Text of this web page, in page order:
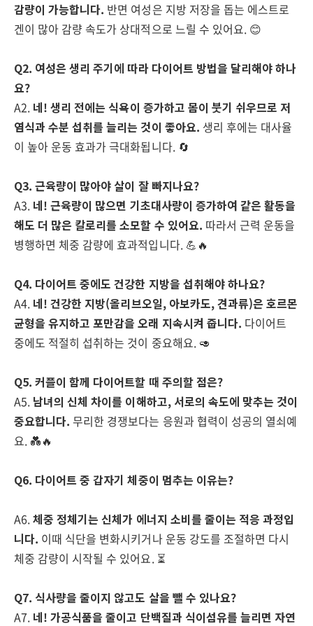
감량이 가능합니다. 반면 여성은 지방 저장을 돕는 에스트로
겐이 많아 감량 속도가 상대적으로 느릴 수 있어요. 😊
Q2. 여성은 생리 주기에 따라 다이어트 방법을 달리해야 하나
요?
A2. 네! 생리 전에는 식욕이 증가하고 몸이 붓기 쉬우므로 저
염식과 수분 섭취를 늘리는 것이 좋아요. 생리 후에는 대사율
이 높아 운동 효과가 극대화됩니다. 🔄
Q3. 근육량이 많아야 살이 잘 빠지나요?
A3. 네! 근육량이 많으면 기초대사량이 증가하여 같은 활동을
해도 더 많은 칼로리를 소모할 수 있어요. 따라서 근력 운동을
병행하면 체중 감량에 효과적입니다. 💪🔥
Q4. 다이어트 중에도 건강한 지방을 섭취해야 하나요?
A4. 네! 건강한 지방(올리브오일, 아보카도, 견과류)은 호르몬
균형을 유지하고 포만감을 오래 지속시켜 줍니다. 다이어트
중에도 적절히 섭취하는 것이 중요해요. 🥑
Q5. 커플이 함께 다이어트할 때 주의할 점은?
A5. 남녀의 신체 차이를 이해하고, 서로의 속도에 맞추는 것이
중요합니다. 무리한 경쟁보다는 응원과 협력이 성공의 열쇠예
요. 💑🔥
Q6. 다이어트 중 갑자기 체중이 멈추는 이유는?
A6.체중 정체기는 신체가 에너지 소비를 줄이는 적응 과정입
니다. 이때 식단을 변화시키거나 운동 강도를 조절하면 다시
체중 감량이 시작될 수 있어요. ⏳
Q7. 식사량을 줄이지 않고도 살을 뺄 수 있나요?
A7. 네! 가공식품을 줄이고 단백질과 식이섬유를 늘리면 자연